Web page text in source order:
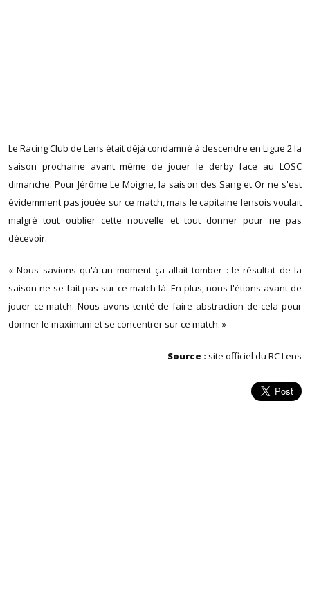
Le Racing Club de Lens était déjà condamné à descendre en Ligue 2 la
saison prochaine avant même de jouer le derby face au LOSC
dimanche. Pour Jérôme Le Moigne, la saison des Sang et Or ne s'est
évidemment pas jouée sur ce match, mais le capitaine lensois voulait
malgré tout oublier cette nouvelle et tout donner pour ne pas
décevoir.
« Nous savions qu'à un moment ça allait tomber : le résultat de la
saison ne se fait pas sur ce match-là. En plus, nous l'étions avant de
jouer ce match. Nous avons tenté de faire abstraction de cela pour
donner le maximum et se concentrer sur ce match. »
Source : site officiel du RC Lens